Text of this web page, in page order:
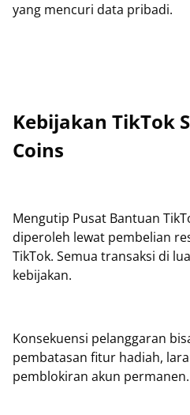
yang mencuri data pribadi.
Kebijakan TikTok
Coins
Mengutip Pusat Bantuan
diperoleh lewat pembelian
TikTok. Semua transaksi di
kebijakan.
Konsekuensi pelanggaran
pembatasan fitur hadiah,
pemblokiran akun permanen.